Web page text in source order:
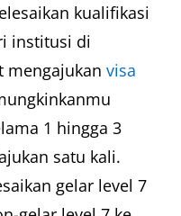
kualifikasi
institusi di
mengajukan visa
1 hingga 3
satu kali.
gelar level 7